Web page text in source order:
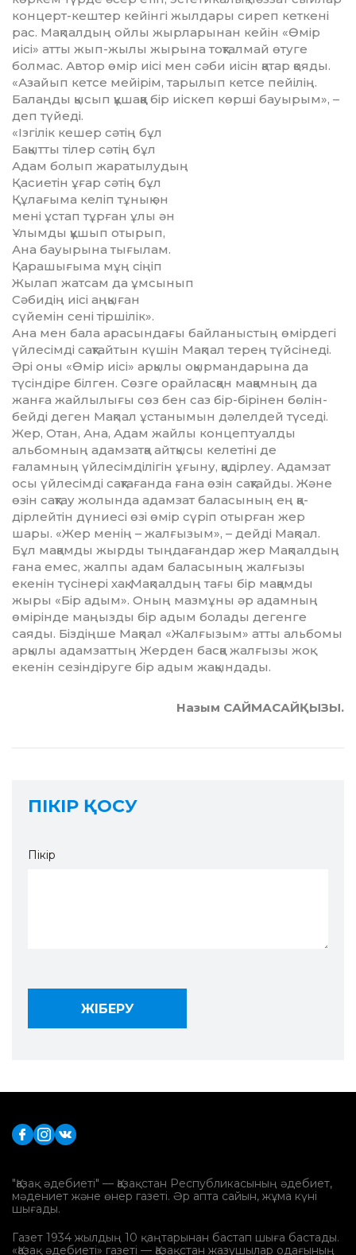
концерт-кештер кейінгі жылдары сиреп кеткені
рас. Мақпалдың ойлы жырларынан кейін «Өмір
иісі» атты жып-жы­лы жырына тоқталмай өтуге
болмас. Автор өмір иісі мен сәби иісін қатар қояды.
«Азайып кетсе мейірім, тарылып кетсе пейілің.
Балаңды қысып құшаққа бір иіскеп көрші бауырым», –
деп түйеді.
«Ізгілік кешер сәтің бұл
Бақытты тілер сәтің бұл
Адам болып жаратылудың
Қасиетін ұғар сәтің бұл
Құлағыма келіп тұнық ән
мені ұстап тұрған ұлы ән
Ұлымды құшып отырып,
Ана бауырына тығылам.
Қарашығыма мұң сіңіп
Жылап жатсам да ұмсынып
Сәбидің иісі аңқыған
сүйемін сені тіршілік».
Ана мен бала арасындағы байланыстың өмірдегі
үйлесімді сақтайтын күшін Мақ­пал терең түйсінеді.
Әрі оны «Өмір иісі» арқылы оқырмандарына да
түсіндіре біл­ген. Сөзге орайласқан мақамның да
жанға жайлылығы сөз бен саз бір-бірінен бөлін­
бейді деген Мақпал ұстанымын дәлелдей түседі.
Жер, Отан, Ана, Адам жайлы концептуалды
альбомның адамзатқа айтқысы келетіні де
ғаламның үйлесімділігін ұғы­ну, қадірлеу. Адамзат
осы үйлесімді сақ­та­ғанда ғана өзін сақтайды. Және
өзін сақтау жолында адамзат баласының ең қа­
дірлейтін дүниесі өзі өмір сүріп отырған жер
шары. «Жер менің – жалғызым», – дейді Мақпал.
Бұл мақамды жырды тың­дағандар жер Мақпалдың
ғана емес, жалпы адам бала­сының жалғызы
екенін түсінері хақ. Мақпалдың тағы бір мақамды
жыры «Бір адым». Оның мазмұны әр адамның
өмірінде маңызды бір адым болады дегенге
саяды. Біздіңше Мақпал «Жалғызым» атты альбомы
ар­қылы адам­зат­тың Жерден басқа жалғызы жоқ
екенін сезіндіруге бір адым жа­қын­дады.
Назым САЙМАСАЙҚЫЗЫ.
ПІКІР ҚОСУ
Пікір
"Қазақ әдебиеті" — Қазақстан Республикасының әдебиет,
мәдениет және өнер газеті. Әр апта сайын, жұма күні
шығады.
Газет 1934 жылдың 10 қаңтарынан бастап шыға бастады.
«Қазақ әдебиеті» газеті — Қазақстан жазушылар одағының